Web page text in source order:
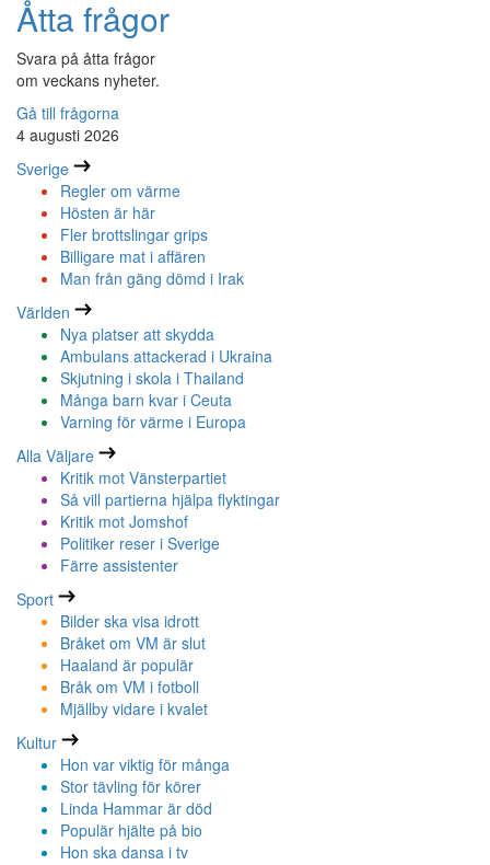
Åtta frågor
Svara på åtta frågor
om veckans nyheter.
Gå till frågorna
4 augusti 2026
Sverige
Regler om värme
Hösten är här
Fler brottslingar grips
Billigare mat i affären
Man från gäng dömd i Irak
Världen
Nya platser att skydda
Ambulans attackerad i Ukraina
Skjutning i skola i Thailand
Många barn kvar i Ceuta
Varning för värme i Europa
Alla Väljare
Kritik mot Vänsterpartiet
Så vill partierna hjälpa flyktingar
Kritik mot Jomshof
Politiker reser i Sverige
Färre assistenter
Sport
Bilder ska visa idrott
Bråket om VM är slut
Haaland är populär
Bråk om VM i fotboll
Mjällby vidare i kvalet
Kultur
Hon var viktig för många
Stor tävling för körer
Linda Hammar är död
Populär hjälte på bio
Hon ska dansa i tv